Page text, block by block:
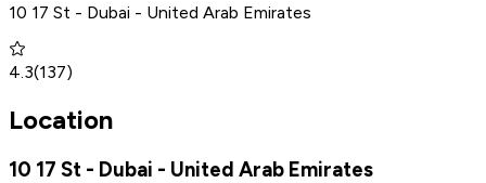
10 17 St - Dubai - United Arab Emirates
4.3(137)
Location
10 17 St - Dubai - United Arab Emirates